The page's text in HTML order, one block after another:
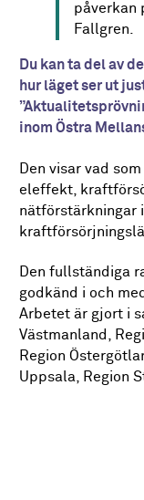
påverkan
Fallgren.
Du kan ta del av
hur läget ser ut
inom Östra
Den visar vad
eleffekt,
nätförstärkningar
Den fullständiga
godkänd i och
Arbetet är gjort i
Västmanland,
Region
Uppsala, Region